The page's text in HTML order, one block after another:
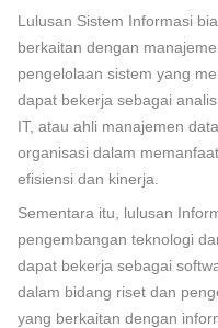
Lulusan Sistem Informasi
berkaitan dengan
pengelolaan sistem yang
dapat bekerja sebagai
IT, atau ahli manajemen
organisasi dalam
efisiensi dan kinerja.
Sementara itu, lulusan
pengembangan teknologi
dapat bekerja sebagai
dalam bidang riset dan
yang berkaitan dengan